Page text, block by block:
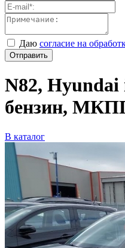
Даю согласие на
Отправить
N82, Hyundai
бензин,
В каталог